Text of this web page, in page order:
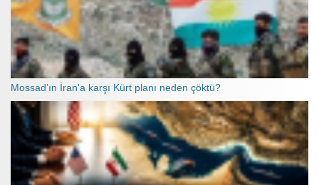
Mossad’ın İran'a karşı Kürt planı neden çöktü?